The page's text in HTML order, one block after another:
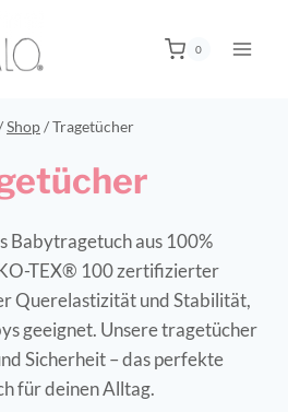
0
Shop/Tragetücher
Babytragetuch aus 100%
TEX® 100 zertifizierter
Querelastizität und Stabilität,
geeignet. Unsere tragetücher
Sicherheit – das perfekte
für deinen Alltag.